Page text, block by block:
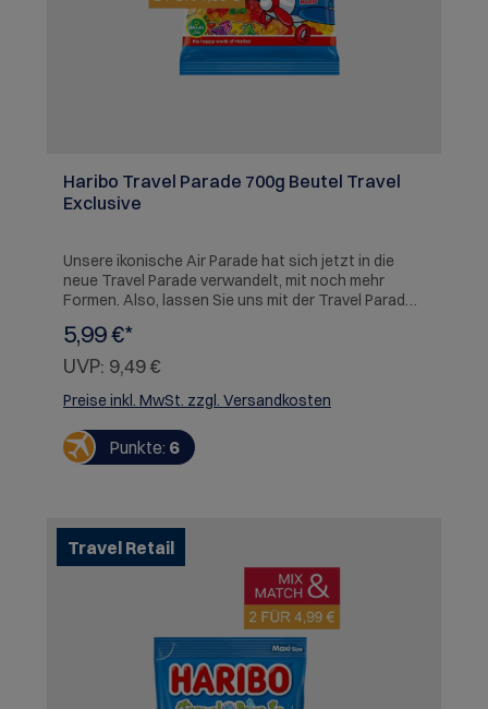
Haribo Travel Parade 700g Beutel Travel
Exclusive
Unsere ikonische Air Parade hat sich jetzt in die
neue Travel Parade verwandelt, mit noch mehr
Formen. Also, lassen Sie uns mit der Travel Parade
Motorrad, Wohnwagen... und natürlich das geliebte
Flugzeug. Hergestellt aus köstlichen Fruchtaromen,
findet jeder Reiseliebhaber genau das Richtige.
ALLERGENE: Kann Milch und Milchderivate, Weizen
5,99 €*
UVP: 9,49 €
Preise inkl. MwSt. zzgl. Versandkosten
Punkte: 6
Travel Retail